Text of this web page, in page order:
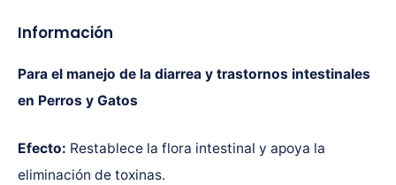
Información
Para el manejo de la diarrea y trastornos intestinales
en Perros y Gatos
Efecto: Restablece la flora intestinal y apoya la
eliminación de toxinas.